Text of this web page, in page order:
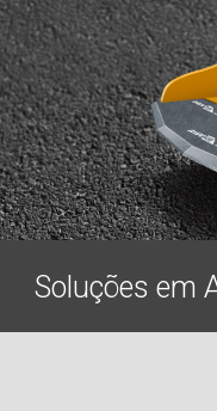
Soluções em